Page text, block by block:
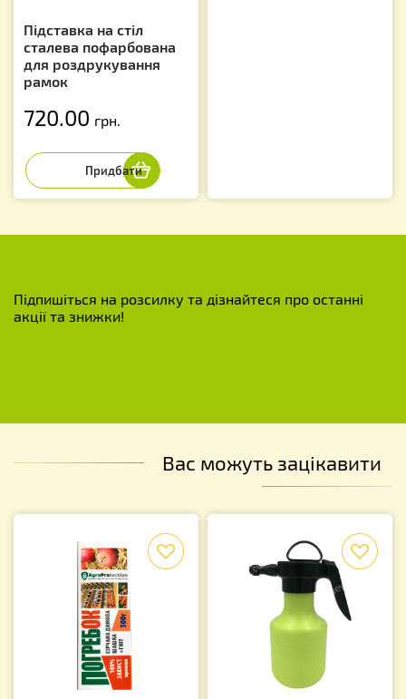
Підставка на стіл
сталева пофарбована
для роздрукування
рамок
720.00 грн.
Підпишіться на розсилку та дізнайтеся про останні
акції та знижки!
Вас можуть зацікавити